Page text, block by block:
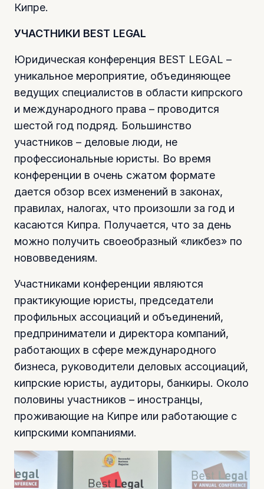
Кипре.
УЧАСТНИКИ BEST LEGAL
Юридическая конференция BEST LEGAL –
уникальное мероприятие, объединяющее
ведущих специалистов в области кипрского
и международного права – проводится
шестой год подряд. Большинство
участников – деловые люди, не
профессиональные юристы. Во время
конференции в очень сжатом формате
дается обзор всех изменений в законах,
правилах, налогах, что произошли за год и
касаются Кипра. Получается, что за день
можно получить своеобразный «ликбез» по
нововведениям.
Участниками конференции являются
практикующие юристы, председатели
профильных ассоциаций и объединений,
предприниматели и директора компаний,
работающих в сфере международного
бизнеса, руководители деловых ассоциаций,
кипрские юристы, аудиторы, банкиры. Около
половины участников – иностранцы,
проживающие на Кипре или работающие с
кипрскими компаниями.